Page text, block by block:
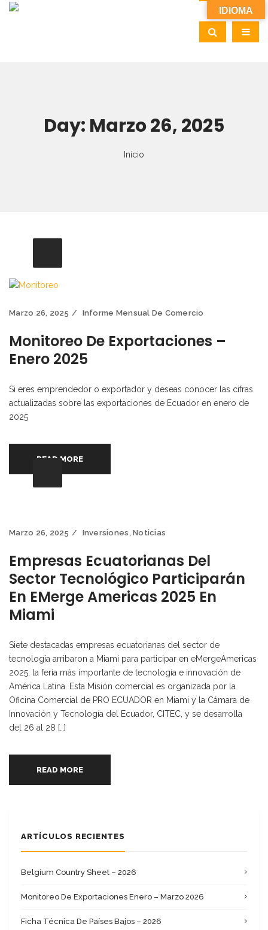
Day: Marzo 26, 2025
Inicio
Marzo 26, 2025 Informe Mensual De Comercio
Monitoreo De Exportaciones –
Enero 2025
Si eres emprendedor o exportador y deseas conocer las cifras
actualizadas sobre las exportaciones de Ecuador en enero de
2025
READ MORE
Marzo 26, 2025 Inversiones ,Noticias
Empresas Ecuatorianas Del
Sector Tecnológico Participarán
En EMerge Americas 2025 En
Miami
Siete destacadas empresas ecuatorianas del sector de
tecnología arribaron a Miami para participar en eMergeAmericas
2025, la feria más importante de tecnología e innovación de
América Latina. Esta Misión comercial es organizada por la
Oficina Comercial de PRO ECUADOR en Miami y la Cámara de
Innovación y Tecnología del Ecuador, CITEC, y se desarrolla
del 26 al 28 […]
READ MORE
ARTÍCULOS RECIENTES
Belgium Country Sheet – 2026
Monitoreo De Exportaciones Enero – Marzo 2026
Ficha Técnica De Países Bajos – 2026
IDIOMA